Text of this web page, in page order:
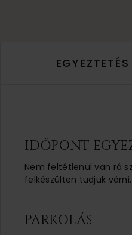
EGYEZTETÉS
IDŐPONT
Nem feltétlenül van rá
felkészülten tudjuk
PARKOLÁS